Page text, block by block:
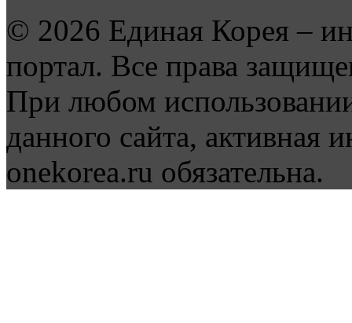
© 2026 Единая Корея –
портал. Все права
При любом
данного сайта, активная
onekorea.ru обязательна.